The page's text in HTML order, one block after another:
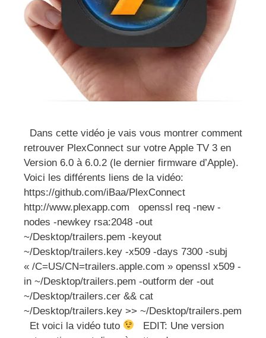
Dans cette vidéo je vais vous montrer comment
retrouver PlexConnect sur votre Apple TV 3 en
Version 6.0 à 6.0.2 (le dernier firmware d’Apple).
Voici les différents liens de la vidéo:
https://github.com/iBaa/PlexConnect
http://www.plexapp.com openssl req -new -
nodes -newkey rsa:2048 -out
~/Desktop/trailers.pem -keyout
~/Desktop/trailers.key -x509 -days 7300 -subj
« /C=US/CN=trailers.apple.com » openssl x509 -
in ~/Desktop/trailers.pem -outform der -out
~/Desktop/trailers.cer && cat
~/Desktop/trailers.key >> ~/Desktop/trailers.pem
Et voici la vidéo tuto
EDIT: Une version